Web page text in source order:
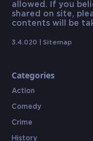
allowed. If you
shared on site,
contents will be
3.4.020 | Sitemap
Categories
Action
Comedy
Crime
History